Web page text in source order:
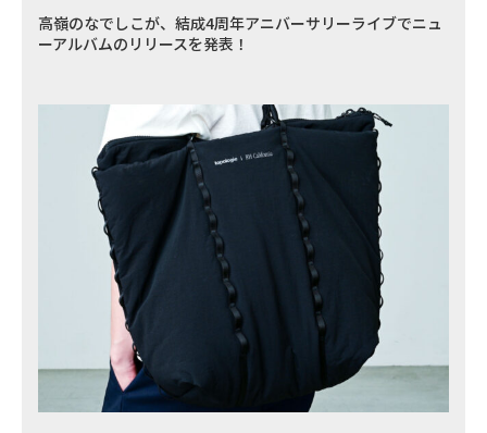
高嶺のなでしこが、結成4周年アニバーサリーライブでニュ
ーアルバムのリリースを発表！